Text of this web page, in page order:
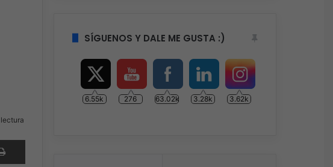
electrónico Imprimir
SÍGUENOS Y DALE ME GUSTA :)
6.55k 276 63.02k 3.28k 3.62k